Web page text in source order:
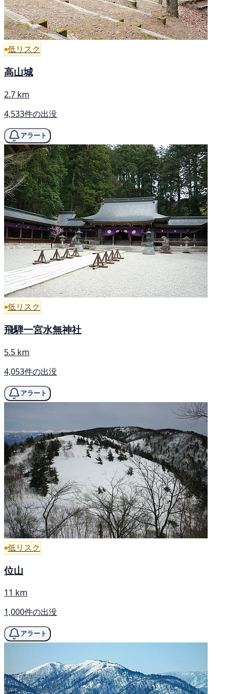
低リスク
高山城
2.7 km
4,533件の出没
アラート
低リスク
飛騨一宮水無神社
5.5 km
4,053件の出没
アラート
低リスク
位山
11 km
1,000件の出没
アラート